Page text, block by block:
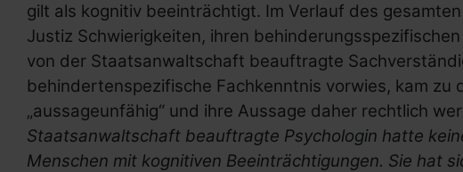
gilt als kognitiv beeinträchtigt. Im Verlauf des
Justiz Schwierigkeiten, ihren
von der Staatsanwaltschaft beauftragte
behindertenspezifische Fachkenntnis vorwies, kam zu
„aussageunfähig“ und ihre Aussage daher rechtlich
Staatsanwaltschaft beauftragte Psychologin hatte
Menschen mit kognitiven Beeinträchtigungen. Sie hat